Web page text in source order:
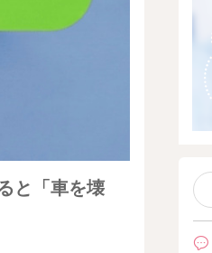
と「車を壊